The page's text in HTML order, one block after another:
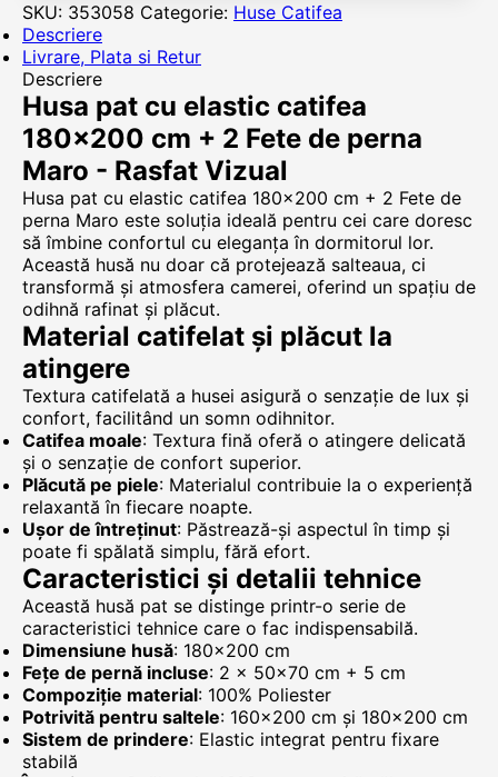
SKU: 353058 Categorie: Huse Catifea
Descriere
Livrare, Plata si Retur
Descriere
Husa pat cu elastic catifea
180×200 cm + 2 Fete de perna
Maro - Rasfat Vizual
Husa pat cu elastic catifea 180×200 cm + 2 Fete de
perna Maro este soluția ideală pentru cei care doresc
să îmbine confortul cu eleganța în dormitorul lor.
Această husă nu doar că protejează salteaua, ci
transformă și atmosfera camerei, oferind un spațiu de
odihnă rafinat și plăcut.
Material catifelat și plăcut la
atingere
Textura catifelată a husei asigură o senzație de lux și
confort, facilitând un somn odihnitor.
Catifea moale: Textura fină oferă o atingere delicată
și o senzație de confort superior.
Plăcută pe piele: Materialul contribuie la o experiență
relaxantă în fiecare noapte.
Ușor de întreținut: Păstrează-și aspectul în timp și
poate fi spălată simplu, fără efort.
Caracteristici și detalii tehnice
Această husă pat se distinge printr-o serie de
caracteristici tehnice care o fac indispensabilă.
Dimensiune husă: 180×200 cm
Fețe de pernă incluse: 2 × 50×70 cm + 5 cm
Compoziție material: 100% Poliester
Potrivită pentru saltele: 160×200 cm și 180×200 cm
Sistem de prindere: Elastic integrat pentru fixare
stabilă